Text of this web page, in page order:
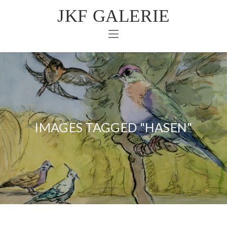
JKF GALERIE
IMAGES TAGGED "HASEN"